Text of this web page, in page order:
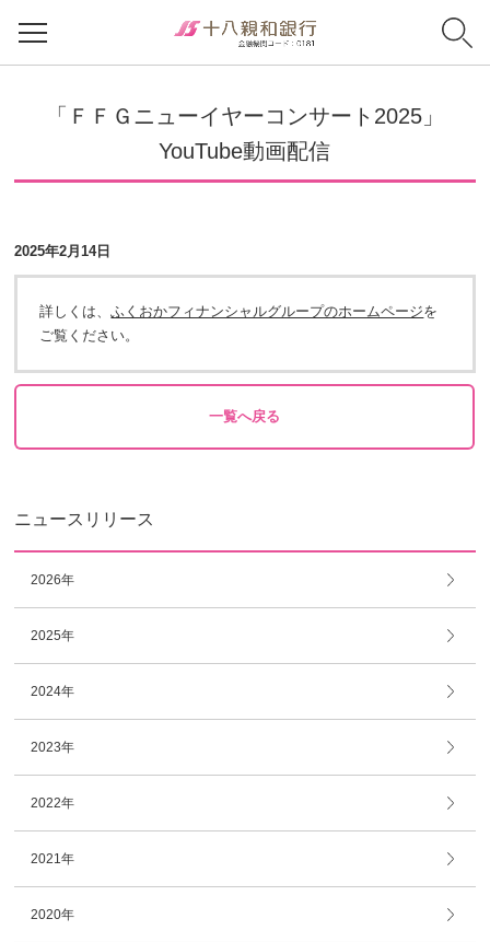
「ＦＦＧニューイヤーコンサート2025」
YouTube動画配信
2025年2月14日
詳しくは、ふくおかフィナンシャルグループのホームページを
ご覧ください。
一覧へ戻る
ニュースリリース
2026年
2025年
2024年
2023年
2022年
2021年
2020年